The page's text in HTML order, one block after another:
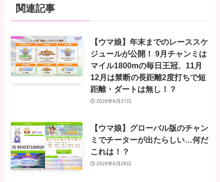
関連記事
【ウマ娘】年末までのレーススケ
ジュールが公開！ 9月チャンミは
マイル1800mの毎日王冠、11月
12月は禁断の長距離2度打ちで短
距離・ダートは無し！？
2026年6月27日
【ウマ娘】グローバル版のチャン
ミでチーターが出たらしい…何だ
これは！？
2026年6月26日